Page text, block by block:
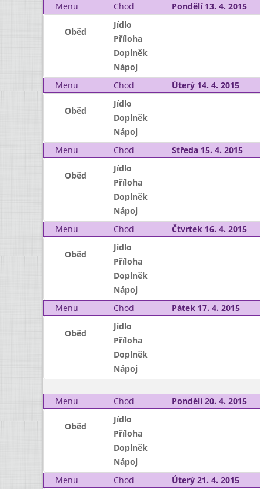
Menu
Chod Pondělí 13. 4. 2015
Oběd
Jídlo
Příloha
Doplněk
Nápoj
Menu
Chod Úterý 14. 4. 2015
Oběd
Jídlo
Doplněk
Nápoj
Menu
Chod Středa 15. 4. 2015
Oběd
Jídlo
Příloha
Doplněk
Nápoj
Menu
Chod Čtvrtek 16. 4. 2015
Oběd
Jídlo
Příloha
Doplněk
Nápoj
Menu
Chod Pátek 17. 4. 2015
Oběd
Jídlo
Příloha
Doplněk
Nápoj
Menu
Chod Pondělí 20. 4. 2015
Oběd
Jídlo
Příloha
Doplněk
Nápoj
Menu
Chod Úterý 21. 4. 2015